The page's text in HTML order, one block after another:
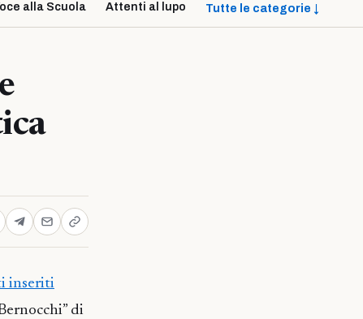
alla Scuola Attenti al lupo Tutte le categorie ↓
inseriti
di